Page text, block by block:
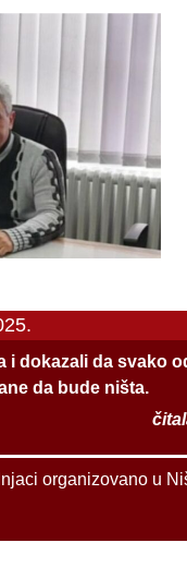
i dokazali da svako
da bude ništa.
organizovano u